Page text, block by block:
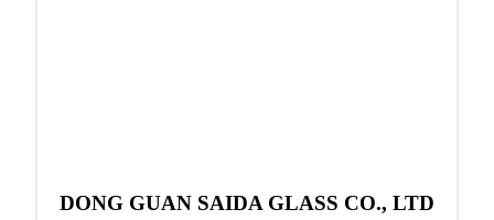
DONG GUAN SAIDA GLASS CO., LTD